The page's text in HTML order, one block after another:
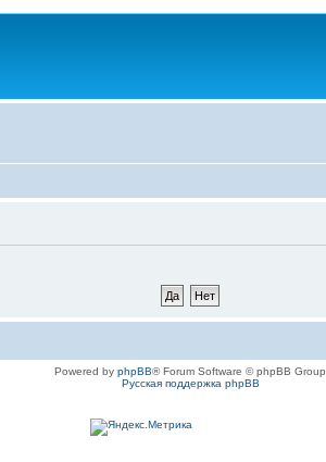
Powered by phpBB® Forum Software © phpBB Group
Русская поддержка phpBB